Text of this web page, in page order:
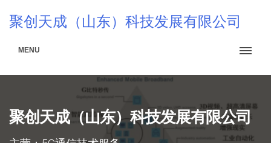
聚创天成（山东）科技发展有限公司
MENU
聚创天成（山东）科技发展有限公司